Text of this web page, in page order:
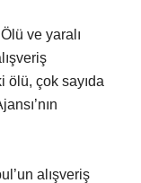
ve yaralı
ölü, çok sayıda
alışveriş